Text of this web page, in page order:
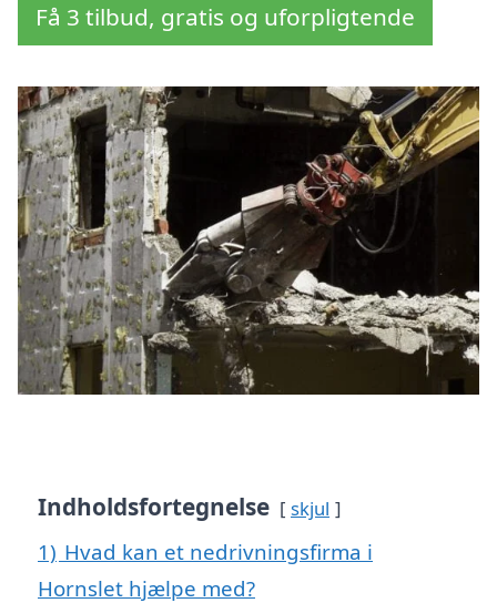
Få 3 tilbud, gratis og uforpligtende
Indholdsfortegnelse skjul
1) Hvad kan et nedrivningsfirma i
Hornslet hjælpe med?